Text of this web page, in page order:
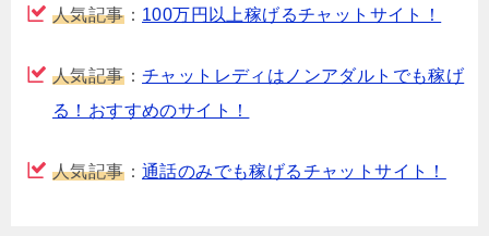
人気記事： 100万円以上稼げるチャットサイト！
人気記事：チャットレディはノンアダルトでも稼げ
る！おすすめのサイト！
人気記事：通話のみでも稼げるチャットサイト！